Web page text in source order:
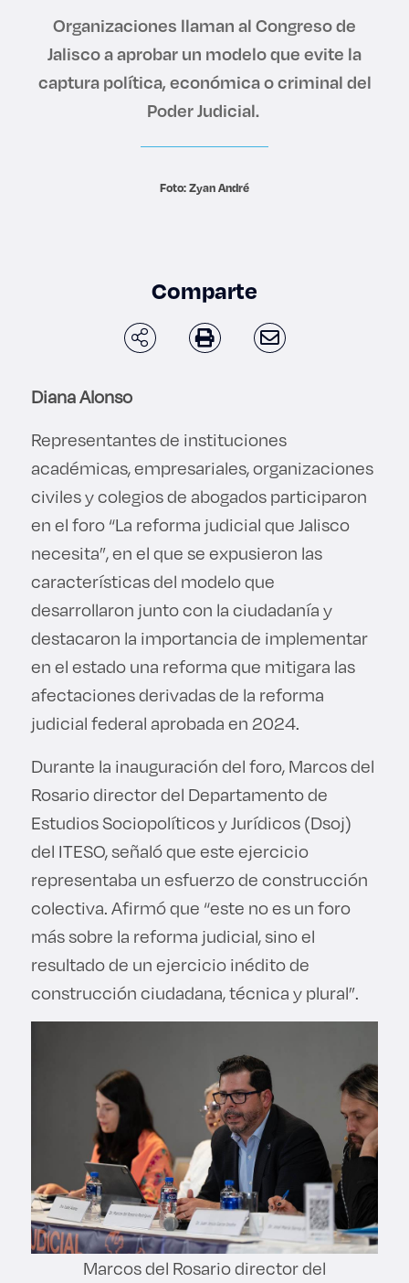
Carreras
Derecho
Organizaciones llaman al Congreso de
Jalisco a aprobar un modelo que evite la
captura política, económica o criminal del
Poder Judicial.
Foto: Zyan André
Comparte
Diana Alonso
Representantes de instituciones
académicas, empresariales, organizaciones
civiles y colegios de abogados participaron
en el foro “La reforma judicial que Jalisco
necesita”, en el que se expusieron las
características del modelo que
desarrollaron junto con la ciudadanía y
destacaron la importancia de implementar
en el estado una reforma que mitigara las
afectaciones derivadas de la reforma
judicial federal aprobada en 2024.
Durante la inauguración del foro, Marcos del
Rosario director del Departamento de
Estudios Sociopolíticos y Jurídicos (Dsoj)
del ITESO, señaló que este ejercicio
representaba un esfuerzo de construcción
colectiva. Afirmó que “este no es un foro
más sobre la reforma judicial, sino el
resultado de un ejercicio inédito de
construcción ciudadana, técnica y plural”.
Marcos del Rosario director del